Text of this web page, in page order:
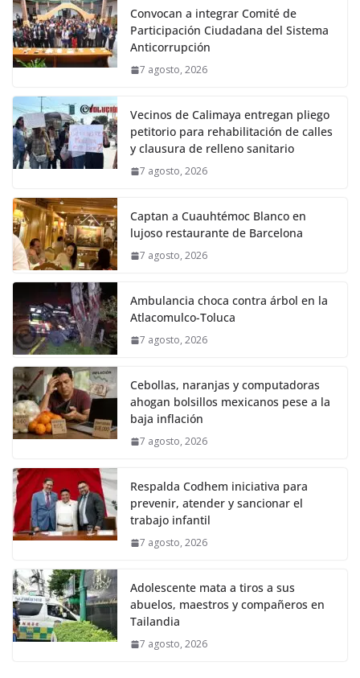
Convocan a integrar Comité de
Participación Ciudadana del Sistema
Anticorrupción
7 agosto, 2026
Vecinos de Calimaya entregan pliego
petitorio para rehabilitación de calles
y clausura de relleno sanitario
7 agosto, 2026
Captan a Cuauhtémoc Blanco en
lujoso restaurante de Barcelona
7 agosto, 2026
Ambulancia choca contra árbol en la
Atlacomulco-Toluca
7 agosto, 2026
Cebollas, naranjas y computadoras
ahogan bolsillos mexicanos pese a la
baja inflación
7 agosto, 2026
Respalda Codhem iniciativa para
prevenir, atender y sancionar el
trabajo infantil
7 agosto, 2026
Adolescente mata a tiros a sus
abuelos, maestros y compañeros en
Tailandia
7 agosto, 2026